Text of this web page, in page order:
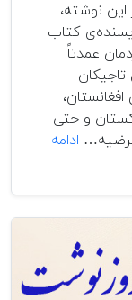
این نوشته،
کتاب
عمدتاً
و حتی
ادامه